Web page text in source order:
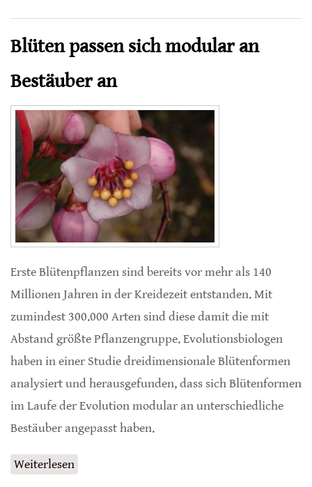
Blüten passen sich modular an
Bestäuber an
Erste Blütenpflanzen sind bereits vor mehr als 140
Millionen Jahren in der Kreidezeit entstanden. Mit
zumindest 300.000 Arten sind diese damit die mit
Abstand größte Pflanzengruppe. Evolutionsbiologen
haben in einer Studie dreidimensionale Blütenformen
analysiert und herausgefunden, dass sich Blütenformen
im Laufe der Evolution modular an unterschiedliche
Bestäuber angepasst haben.
Weiterlesen